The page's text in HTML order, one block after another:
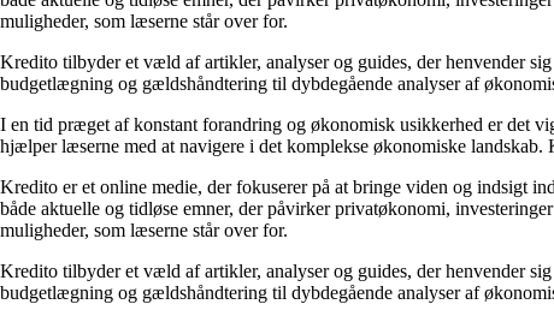
muligheder, som læserne står over for.
Kredito tilbyder et væld af artikler, analyser og guides, der henvender
budgetlægning og gældshåndtering til dybdegående analyser af
I en tid præget af konstant forandring og økonomisk usikkerhed er det
hjælper læserne med at navigere i det komplekse økonomiske
Kredito er et online medie, der fokuserer på at bringe viden og indsigt
både aktuelle og tidløse emner, der påvirker privatøkonomi,
muligheder, som læserne står over for.
Kredito tilbyder et væld af artikler, analyser og guides, der henvender
budgetlægning og gældshåndtering til dybdegående analyser af